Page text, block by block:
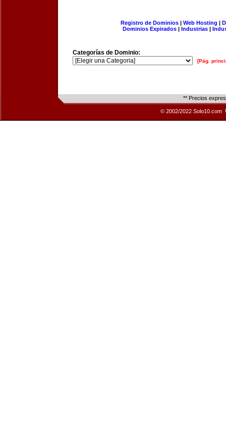
Registro de Dominios| Web Hosting |
Dominios Expirados | Industrias |
Categorías de Dominio:
[Pág.
** Precios
© 2002/2022 Solo10.com